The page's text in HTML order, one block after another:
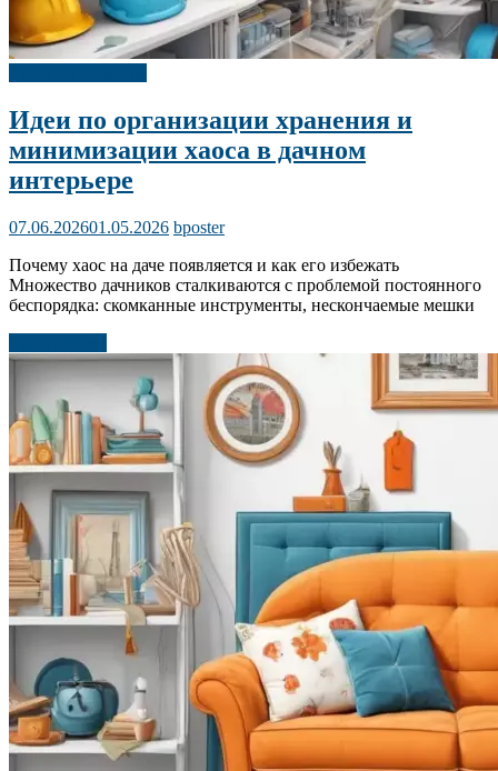
Идеи по организации хранения и
минимизации хаоса в дачном
интерьере
07.06.202601.05.2026 bposter
Почему хаос на даче появляется и как его избежать
Множество дачников сталкиваются с проблемой постоянного
беспорядка: скомканные инструменты, нескончаемые мешки